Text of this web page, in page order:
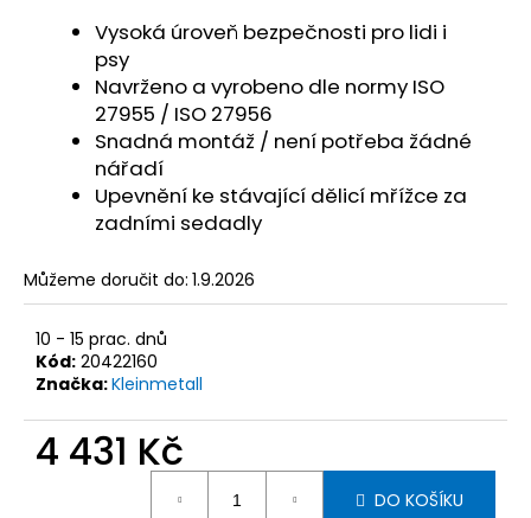
Vysoká úroveň bezpečnosti pro lidi i
psy
Navrženo a vyrobeno dle normy ISO
27955 / ISO 27956
Snadná montáž / není potřeba žádné
nářadí
Upevnění ke stávající dělicí mřížce za
zadními sedadly
Můžeme doručit do: 1.9.2026
10 - 15 prac. dnů
Kód: 20422160
Značka:Kleinmetall
4 431 Kč
DO KOŠÍKU
e
m
e
ROADMASTER
DELUXE
DĚLÍCÍ